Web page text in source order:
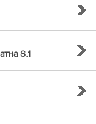
S.1